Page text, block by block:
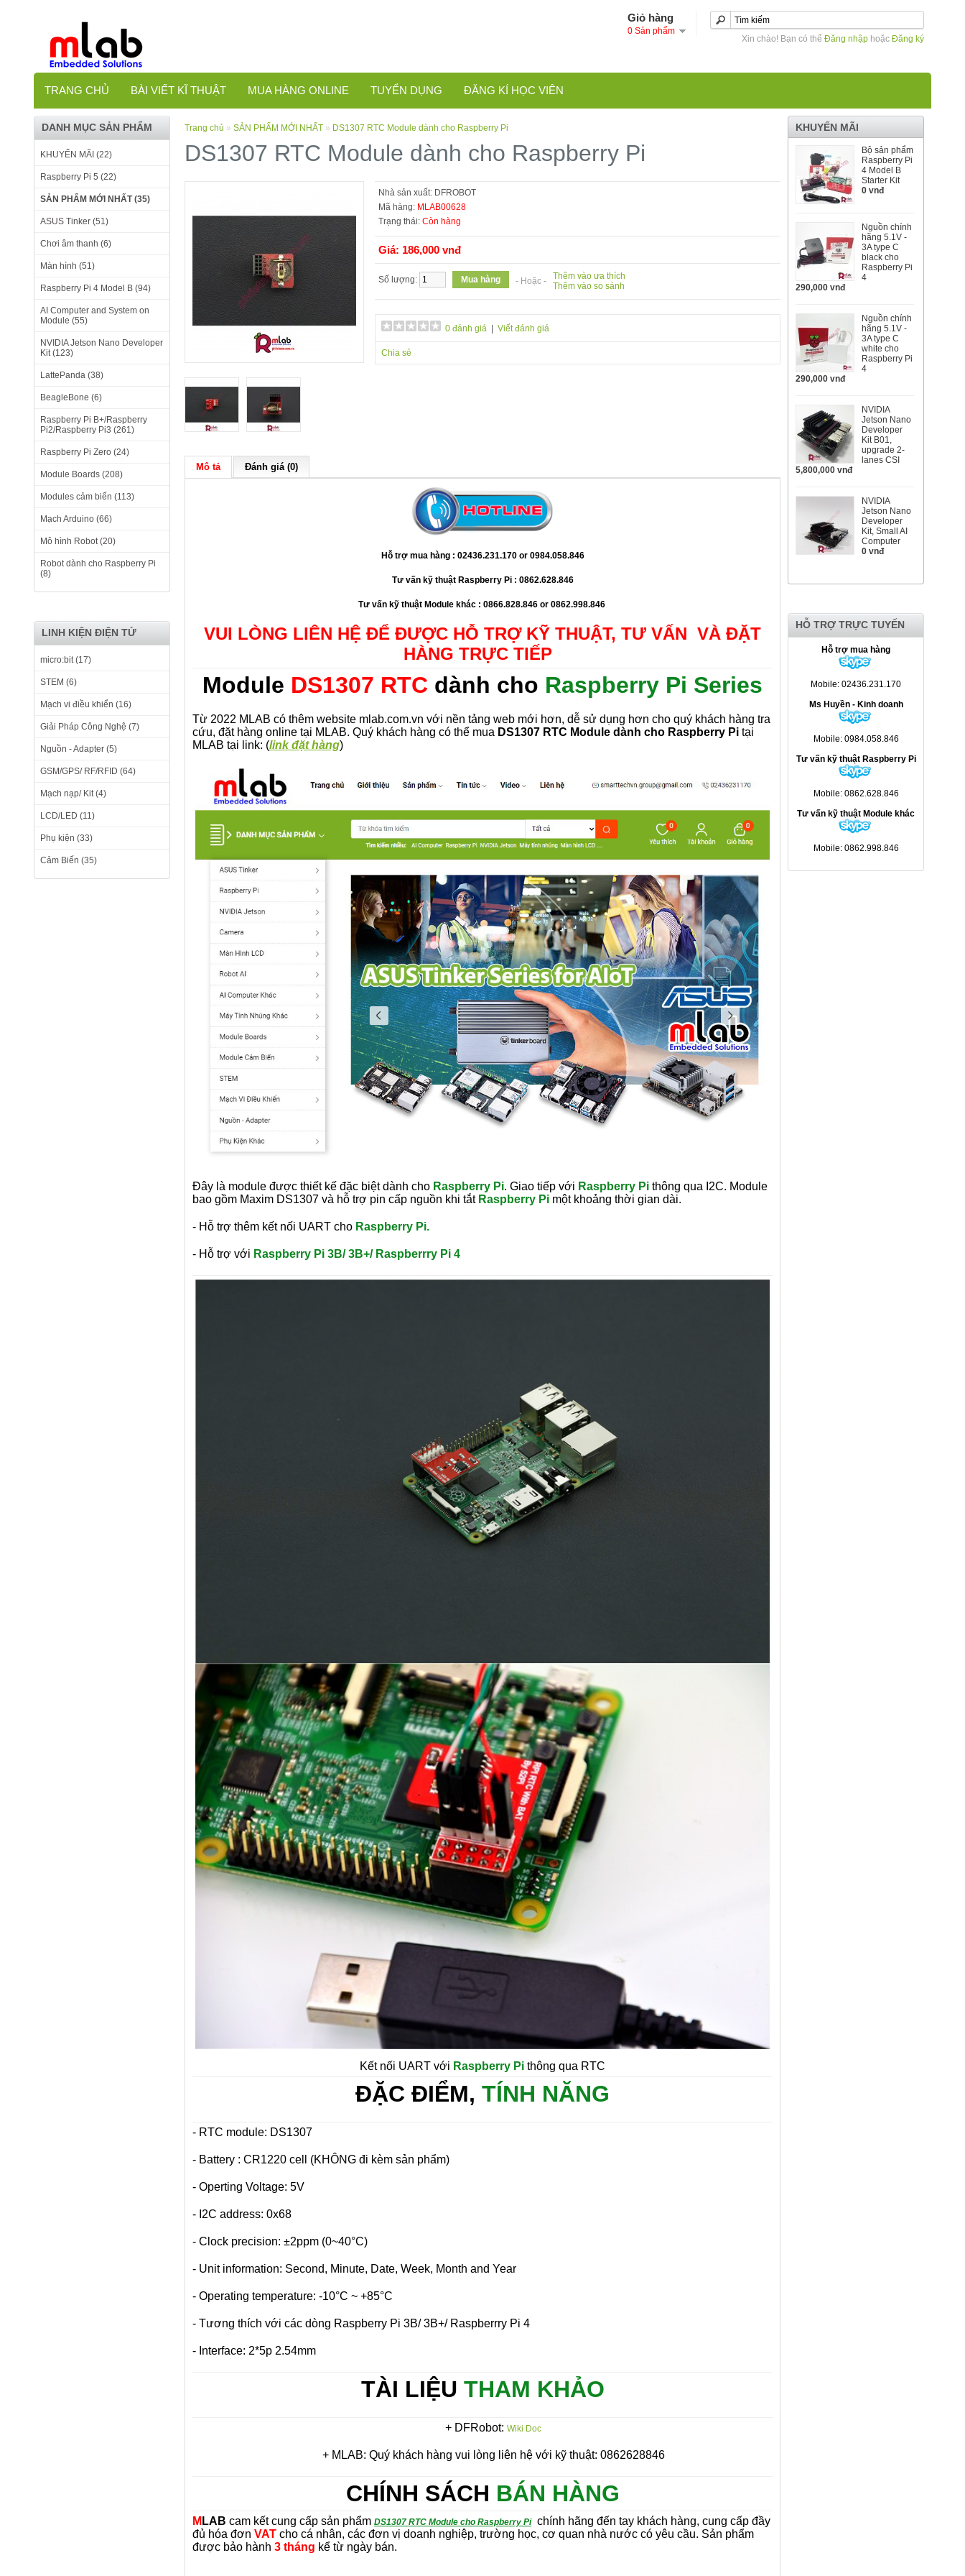
Giỏ hàng
0 Sản phẩm
Xin chào! Bạn có thể Đăng nhập hoặc Đăng ký
TRANG CHỦ BÀI VIẾT KĨ THUẬT MUA HÀNG ONLINE TUYỂN DỤNG ĐĂNG KÍ HỌC VIÊN
DANH MỤC SẢN PHẨM
KHUYẾN MÃI (22)
Raspberry Pi 5 (22)
SẢN PHẨM MỚI NHẤT (35)
ASUS Tinker (51)
Chơi âm thanh (6)
Màn hình (51)
Raspberry Pi 4 Model B (94)
AI Computer and System on
Module (55)
NVIDIA Jetson Nano Developer
Kit (123)
LattePanda (38)
BeagleBone (6)
Raspberry Pi B+/Raspberry
Pi2/Raspberry Pi3 (261)
Raspberry Pi Zero (24)
Module Boards (208)
Modules cảm biến (113)
Mạch Arduino (66)
Mô hình Robot (20)
Robot dành cho Raspberry Pi
(8)
LINH KIỆN ĐIỆN TỬ
micro:bit (17)
STEM (6)
Mạch vi điều khiển (16)
Giải Pháp Công Nghệ (7)
Nguồn - Adapter (5)
GSM/GPS/ RF/RFID (64)
Mạch nạp/ Kit (4)
LCD/LED (11)
Phụ kiện (33)
Cảm Biến (35)
KHUYẾN MÃI
Bộ sản phẩm
Raspberry Pi
4 Model B
Starter Kit
0 vnđ
Nguồn chính
hãng 5.1V -
3A type C
black cho
Raspberry Pi
4
290,000 vnđ
Nguồn chính
hãng 5.1V -
3A type C
white cho
Raspberry Pi
4
290,000 vnđ
NVIDIA
Jetson Nano
Developer
Kit B01,
upgrade 2-
lanes CSI
5,800,000 vnđ
NVIDIA
Jetson Nano
Developer
Kit, Small AI
Computer
0 vnđ
HỖ TRỢ TRỰC TUYẾN
Hỗ trợ mua hàng
Mobile: 02436.231.170
Ms Huyền - Kinh doanh
Mobile: 0984.058.846
Tư vấn kỹ thuật Raspberry Pi
Mobile: 0862.628.846
Tư vấn kỹ thuật Module khác
Mobile: 0862.998.846
Trang chủ » SẢN PHẨM MỚI NHẤT » DS1307 RTC Module dành cho Raspberry Pi
DS1307 RTC Module dành cho Raspberry Pi
Nhà sản xuất: DFROBOT
Mã hàng: MLAB00628
Trạng thái: Còn hàng
Giá: 186,000 vnđ
Số lượng: - Hoặc - Thêm vào ưa thích
Thêm vào so sánh
0 đánh giá Viết đánh giá
Chia sẻ
Mô tả Đánh giá (0)
Hỗ trợ mua hàng : 02436.231.170 or 0984.058.846
Tư vấn kỹ thuật Raspberry Pi : 0862.628.846
Tư vấn kỹ thuật Module khác : 0866.828.846 or 0862.998.846
VUI LÒNG LIÊN HỆ ĐỂ ĐƯỢC HỖ TRỢ KỸ THUẬT, TƯ VẤN VÀ ĐẶT
HÀNG TRỰC TIẾP
Module DS1307 RTC dành cho Raspberry Pi Series
Từ 2022 MLAB có thêm website mlab.com.vn với nền tảng web mới hơn, dễ sử dụng hơn cho quý khách hàng tra
cứu, đặt hàng online tại MLAB. Quý khách hàng có thể mua DS1307 RTC Module dành cho Raspberry Pi tại
MLAB tại link: (link đặt hàng)
Đây là module được thiết kế đặc biệt dành cho Raspberry Pi. Giao tiếp với Raspberry Pi thông qua I2C. Module
bao gồm Maxim DS1307 và hỗ trợ pin cấp nguồn khi tắt Raspberry Pi một khoảng thời gian dài.
- Hỗ trợ thêm kết nối UART cho Raspberry Pi.
- Hỗ trợ với Raspberry Pi 3B/ 3B+/ Raspberrry Pi 4
Kết nối UART với Raspberry Pi thông qua RTC
ĐẶC ĐIỂM, TÍNH NĂNG
- RTC module: DS1307
- Battery : CR1220 cell (KHÔNG đi kèm sản phẩm)
- Operting Voltage: 5V
- I2C address: 0x68
- Clock precision: ±2ppm (0~40°C)
- Unit information: Second, Minute, Date, Week, Month and Year
- Operating temperature: -10°C ~ +85°C
- Tương thích với các dòng Raspberry Pi 3B/ 3B+/ Raspberrry Pi 4
- Interface: 2*5p 2.54mm
TÀI LIỆU THAM KHẢO
+ DFRobot: Wiki Doc
+ MLAB: Quý khách hàng vui lòng liên hệ với kỹ thuật: 0862628846
CHÍNH SÁCH BÁN HÀNG
M LAB cam kết cung cấp sản phẩm DS1307 RTC Module cho Raspberry Pi chính hãng đến tay khách hàng, cung cấp đầy
đủ hóa đơn VAT cho cá nhân, các đơn vị doanh nghiệp, trường học, cơ quan nhà nước có yêu cầu. Sản phẩm
được bảo hành 3 tháng kể từ ngày bán.